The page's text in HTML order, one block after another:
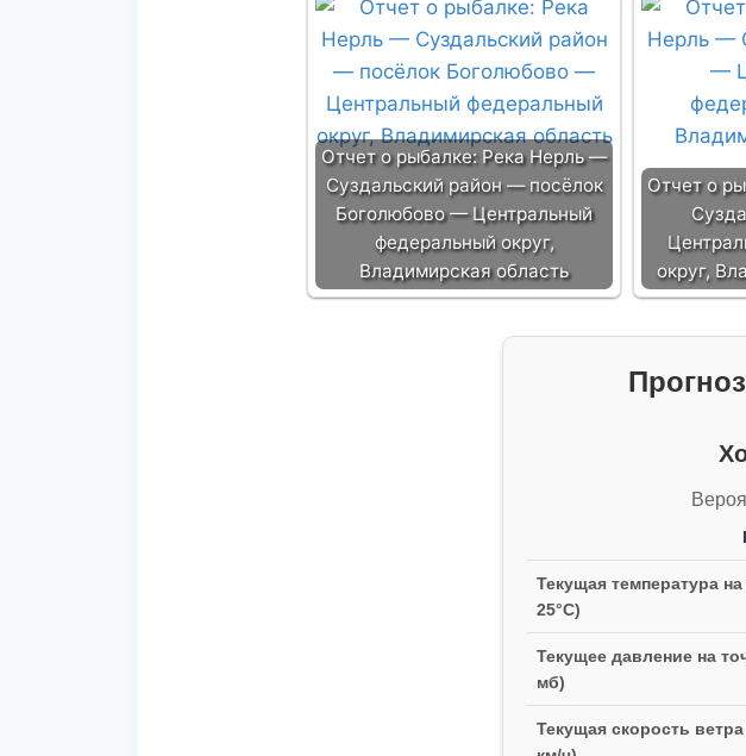
Отчет о рыбалке: Река Нерль —
Суздальский район — посёлок
Боголюбово — Центральный
федеральный округ,
Владимирская область
Отчет о
округ,
Текущая температура
25°C)
Текущее давление на
мб)
Текущая скорость